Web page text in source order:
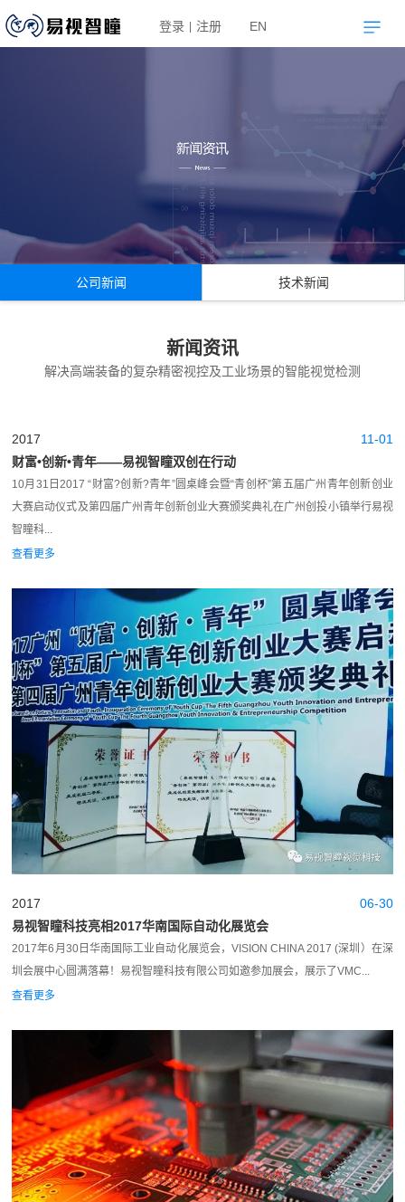
登录 注册 EN
公司新闻 技术新闻
新闻资讯
解决高端装备的复杂精密视控及工业场景的智能视觉检测
11-01
2017
财富•创新•青年——易视智瞳双创在行动
10月31日2017 “财富?创新?青年”圆桌峰会暨“青创杯”第五届广州青年创新创业
大赛启动仪式及第四届广州青年创新创业大赛颁奖典礼在广州创投小镇举行易视
智瞳科...
查看更多
06-30
2017
易视智瞳科技亮相2017华南国际自动化展览会
2017年6月30日华南国际工业自动化展览会，VISION CHINA 2017 (深圳）在深
圳会展中心圆满落幕！易视智瞳科技有限公司如邀参加展会，展示了VMC...
查看更多